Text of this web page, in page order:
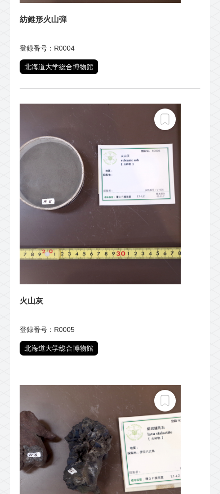
紡錐形火山弾
登録番号：R0004
北海道大学総合博物館
火山灰
登録番号：R0005
北海道大学総合博物館